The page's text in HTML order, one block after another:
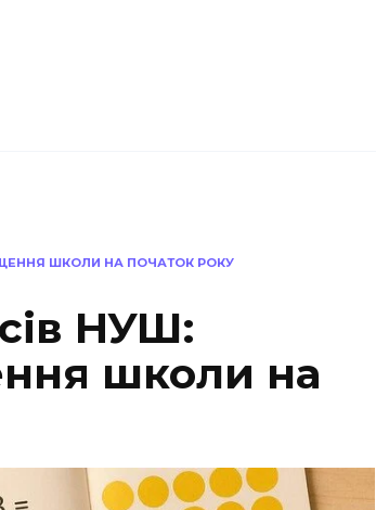
ШКОЛИ НА ПОЧАТОК РОКУ
НУШ:
школи на